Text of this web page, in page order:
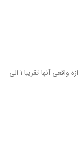
باید توجه داشت که سایز ناودانی ها اسمی است و اندازه واقعی آنها تقریبا ۱ الی